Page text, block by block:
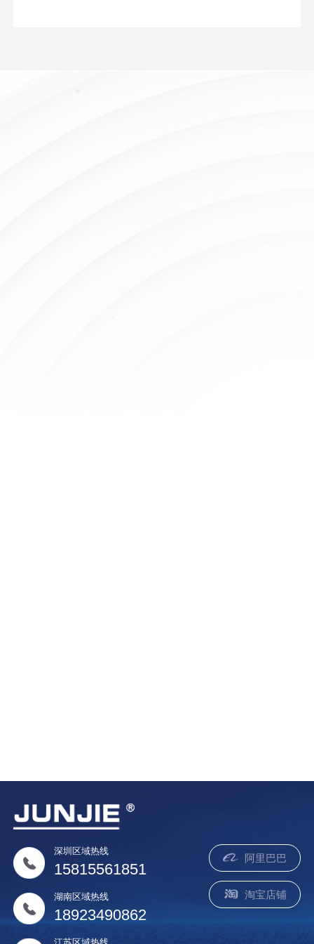
阿里巴巴
淘宝店铺
深圳区域热线
15815561851
湖南区域热线
18923490862